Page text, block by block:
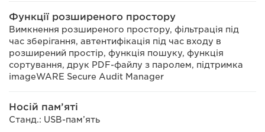
Функції розширеного простору
Вимкнення розширеного простору, фільтрація під
час зберігання, автентифікація під час входу в
розширений простір, функція пошуку, функція
сортування, друк PDF-файлу з паролем, підтримка
imageWARE Secure Audit Manager
Носій пам’яті
Станд.: USB-пам’ять